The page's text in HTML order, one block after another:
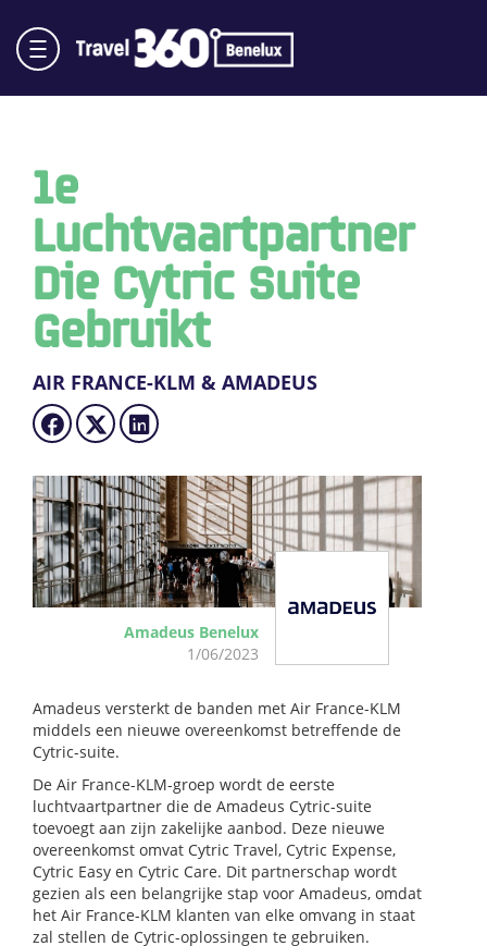
1e
Luchtvaartpartner
Die Cytric Suite
Gebruikt
AIR FRANCE-KLM & AMADEUS
Amadeus Benelux
1/06/2023
Amadeus versterkt de banden met Air France-KLM
middels een nieuwe overeenkomst betreffende de
Cytric-suite.
De Air France-KLM-groep wordt de eerste
luchtvaartpartner die de Amadeus Cytric-suite
toevoegt aan zijn zakelijke aanbod. Deze nieuwe
overeenkomst omvat Cytric Travel, Cytric Expense,
Cytric Easy en Cytric Care. Dit partnerschap wordt
gezien als een belangrijke stap voor Amadeus, omdat
het Air France-KLM klanten van elke omvang in staat
zal stellen de Cytric-oplossingen te gebruiken.